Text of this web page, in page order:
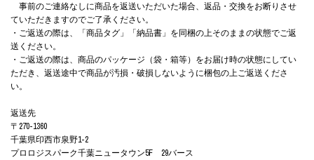
事前のご連絡なしに商品を返送いただいた場合、返品・交換をお断りさせ
ていただきますのでご了承ください。
・ご返送の際は、「商品タグ」「納品書」を同梱の上そのままの状態でご返
送ください。
・ご返送の際は、商品のパッケージ（袋・箱等）をお届け時の状態にしてい
ただき、返送途中で商品が汚損・破損しないように梱包の上ご返送くださ
い。
返送先
〒270-1360
千葉県印西市泉野1-2
プロロジスパーク千葉ニュータウン5F 29バース